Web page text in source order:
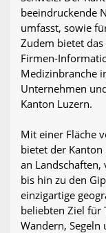
beeindruckende
umfasst, sowie
Zudem bietet
Firmen-
Medizinbranche
Unternehmen
Kanton Luzern.
Mit einer Fläche
bietet der
an Landschaften,
bis hin zu den
einzigartige
beliebten Ziel für
Wandern, Segeln